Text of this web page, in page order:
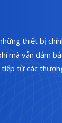
thiết bị
mà vẫn đảm
từ các